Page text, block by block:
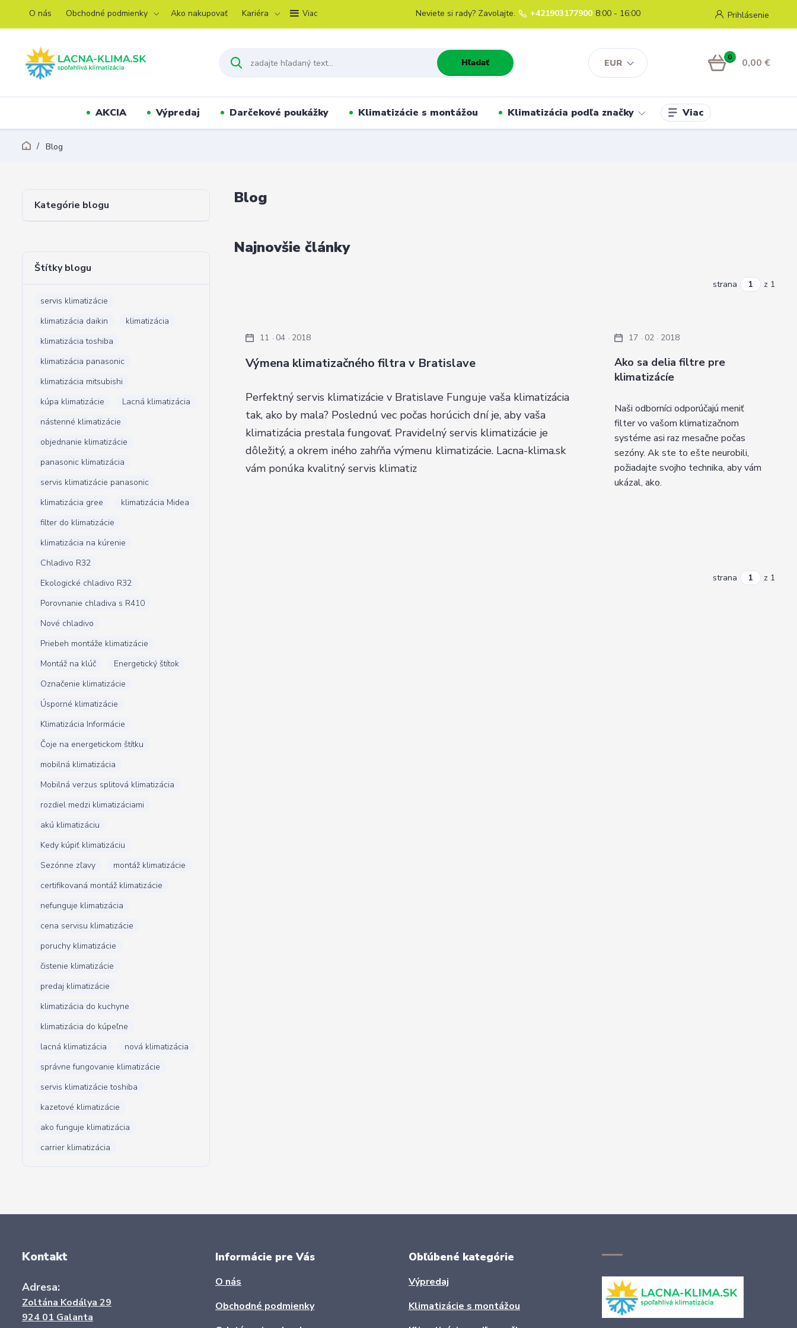
O nás Obchodné podmienky Ako nakupovať Kariéra Viac
EUR
Prihlásenie
Hľadať
Neviete si rady? Zavolajte. +421903177900 8:00 - 16:00
0 0,00 €
AKCIA Výpredaj Darčekové poukážky Klimatizácie s montážou Klimatizácia podľa značky Viac
Blog
Kategórie blogu
Štítky blogu
servis klimatizácie
klimatizácia daikin
klimatizácia
klimatizácia toshiba
klimatizácia panasonic
klimatizácia mitsubishi
kúpa klimatizácie
Lacná klimatizácia
nástenné klimatizácie
objednanie klimatizácie
panasonic klimatizácia
servis klimatizácie panasonic
klimatizácia gree
klimatizácia Midea
filter do klimatizácie
klimatizácia na kúrenie
Chladivo R32
Ekologické chladivo R32
Porovnanie chladiva s R410
Nové chladivo
Priebeh montáže klimatizácie
Montáž na klúč
Energetický štítok
Označenie klimatizácie
Úsporné klimatizácie
Klimatizácia Informácie
Čoje na energetickom štítku
mobilná klimatizácia
Mobilná verzus splitová klimatizácia
rozdiel medzi klimatizáciami
akú klimatizáciu
Kedy kúpiť klimatizáciu
Sezónne zľavy
montáž klimatizácie
certifikovaná montáž klimatizácie
nefunguje klimatizácia
cena servisu klimatizácie
poruchy klimatizácie
čistenie klimatizácie
predaj klimatizácie
klimatizácia do kuchyne
klimatizácia do kúpeľne
lacná klimatizácia
nová klimatizácia
správne fungovanie klimatizácie
servis klimatizácie toshiba
kazetové klimatizácie
ako funguje klimatizácia
carrier klimatizácia
Blog
Najnovšie články
strana z 1
Výmena klimatizačného filtra v Bratislave
11 04 2018
Perfektný servis klimatizácie v Bratislave Funguje vaša klimatizácia
tak, ako by mala? Poslednú vec počas horúcich dní je, aby vaša
klimatizácia prestala fungovať. Pravidelný servis klimatizácie je
dôležitý, a okrem iného zahŕňa výmenu klimatizácie. Lacna-klima.sk
vám ponúka kvalitný servis klimatiz
Ako sa delia filtre pre
klimatizácíe
17 02 2018
Naši odborníci odporúčajú meniť
filter vo vašom klimatizačnom
systéme asi raz mesačne počas
sezóny. Ak ste to ešte neurobili,
požiadajte svojho technika, aby vám
ukázal, ako.
strana z 1
Kontakt
Adresa:
Zoltána Kodálya 29
924 01 Galanta
Informácie pre Vás
O nás
Obchodné podmienky
Obľúbené kategórie
Výpredaj
Klimatizácie s montážou